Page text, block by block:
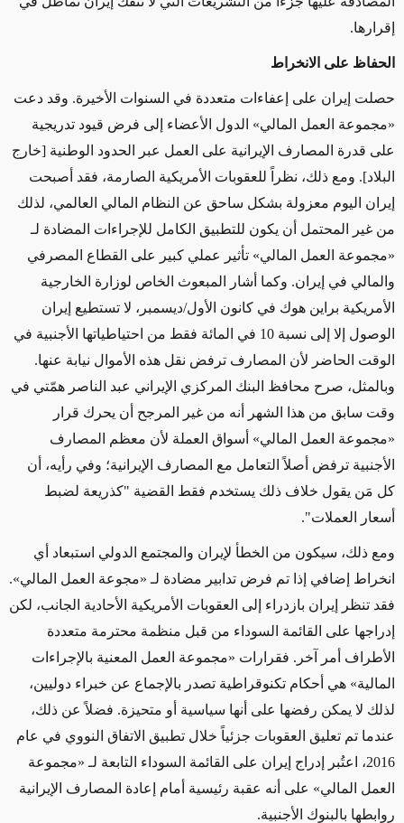
إقرارها.
الحفاظ على الانخراط
حصلت إيران على إعفاءات متعددة في السنوات الأخيرة. وقد دعت
«مجموعة العمل المالي» الدول الأعضاء إلى فرض قيود تدريجية
على قدرة المصارف الإيرانية على العمل عبر الحدود الوطنية [خارج
البلاد]. ومع ذلك، نظراً للعقوبات الأمريكية الصارمة، فقد أصبحت
إيران اليوم معزولة بشكل ساحق عن النظام المالي العالمي، لذلك
من غير المحتمل أن يكون للتطبيق الكامل للإجراءات المضادة لـ
«مجموعة العمل المالي» تأثير عملي كبير على القطاع المصرفي
والمالي في إيران. وكما أشار المبعوث الخاص لوزارة الخارجية
الأمريكية براين هوك في كانون الأول/ديسمبر، لا تستطيع إيران
الوصول إلا إلى نسبة 10 في المائة فقط من احتياطياتها الأجنبية في
الوقت الحاضر لأن المصارف ترفض نقل هذه الأموال نيابة عنها.
وبالمثل، صرح محافظ البنك المركزي الإيراني عبد الناصر همّتي في
وقت سابق من هذا الشهر أنه من غير المرجح أن يحرك قرار
«مجموعة العمل المالي» أسواق العملة لأن معظم المصارف
الأجنبية ترفض أصلاً التعامل مع المصارف الإيرانية؛ وفي رأيه، أن
كل مَن يقول خلاف ذلك يستخدم فقط القضية "كذريعة لضبط
أسعار العملات".
ومع ذلك، سيكون من الخطأ لإيران والمجتمع الدولي استبعاد أي
انخراط إضافي إذا تم فرض تدابير مضادة لـ «مجوعة العمل المالي».
فقد تنظر إيران بازدراء إلى العقوبات الأمريكية الأحادية الجانب، لكن
إدراجها على القائمة السوداء من قبل منظمة محترمة متعددة
الأطراف أمر آخر. فقرارات «مجموعة العمل المعنية بالإجراءات
المالية» هي أحكام تكنوقراطية تصدر بالإجماع عن خبراء دوليين،
لذلك لا يمكن رفضها على أنها سياسية أو متحيزة. فضلاً عن ذلك،
عندما تم تعليق العقوبات جزئياً خلال تطبيق الاتفاق النووي في عام
2016، اعتُبر إدراج إيران على القائمة السوداء التابعة لـ «مجموعة
العمل المالي» على أنه عقبة رئيسية أمام إعادة المصارف الإيرانية
روابطها بالبنوك الأجنبية.